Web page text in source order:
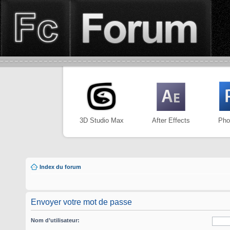
3D Studio Max After Effects
Index du forum
Envoyer votre mot de passe
Nom d’utilisateur: